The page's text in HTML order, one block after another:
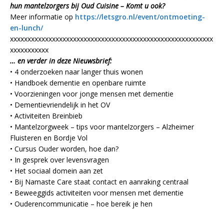
hun mantelzorgers bij Oud Cuisine – Komt u ook?
Meer informatie op https://letsgro.nl/event/ontmoeting-
en-lunch/
xxxxxxxxxxxxxxxxxxxxxxxxxxxxxxxxxxxxxxxxxxxxxxxxxxxxxxxxxx
xxxxxxxxxxx
… en verder in deze Nieuwsbrief:
• 4 onderzoeken naar langer thuis wonen
• Handboek dementie en openbare ruimte
• Voorzieningen voor jonge mensen met dementie
• Dementievriendelijk in het OV
• Activiteiten Breinbieb
• Mantelzorgweek – tips voor mantelzorgers – Alzheimer
Fluisteren en Bordje Vol
• Cursus Ouder worden, hoe dan?
• In gesprek over levensvragen
• Het sociaal domein aan zet
• Bij Namaste Care staat contact en aanraking centraal
• Beweeggids activiteiten voor mensen met dementie
• Ouderencommunicatie – hoe bereik je hen